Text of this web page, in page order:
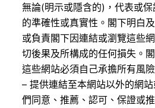
無論(明示或隱含的)，代表或
的準確性或真實性。閣下明白
或負責閣下因連結或瀏覽這些
切後果及所構成的任何損失。
這些網站必須自己承擔所有風險
– 提供連結至本網站以外的網
們同意、推薦、認可、保證或